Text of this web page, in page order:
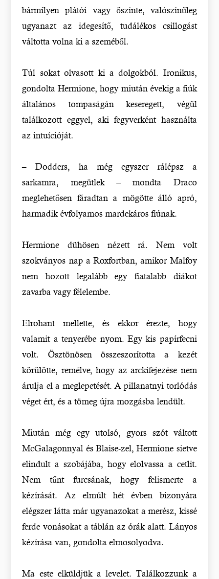
bármilyen plátói vagy őszinte, valószínűleg
ugyanazt az idegesítő, tudálékos csillogást
váltotta volna ki a szeméből.
Túl sokat olvasott ki a dolgokból. Ironikus,
gondolta Hermione, hogy miután évekig a fiúk
általános tompaságán keseregett, végül
találkozott eggyel, aki fegyverként használta
az intuícióját.
– Dodders, ha még egyszer rálépsz a
sarkamra, megütlek – mondta Draco
meglehetősen fáradtan a mögötte álló apró,
harmadik évfolyamos mardekáros fiúnak.
Hermione dühösen nézett rá. Nem volt
szokványos nap a Roxfortban, amikor Malfoy
nem hozott legalább egy fiatalabb diákot
zavarba vagy félelembe.
Elrohant mellette, és ekkor érezte, hogy
valamit a tenyerébe nyom. Egy kis papírfecni
volt. Ösztönösen összeszorította a kezét
körülötte, remélve, hogy az arckifejezése nem
árulja el a meglepetését. A pillanatnyi torlódás
véget ért, és a tömeg újra mozgásba lendült.
Miután még egy utolsó, gyors szót váltott
McGalagonnyal és Blaise-zel, Hermione sietve
elindult a szobájába, hogy elolvassa a cetlit.
Nem tűnt furcsának, hogy felismerte a
kézírását. Az elmúlt hét évben bizonyára
elégszer látta már ugyanazokat a merész, kissé
ferde vonásokat a táblán az órák alatt. Lányos
kézírása van, gondolta elmosolyodva.
Ma este elküldjük a levelet. Találkozzunk a